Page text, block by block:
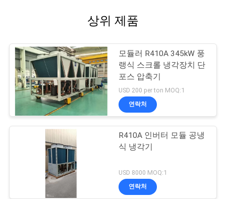
상위 제품
모듈러 R410A 345kW 풍
랭식 스크롤 냉각장치 단
포스 압축기
USD 200 per ton MOQ:1
연락처
R410A 인버터 모듈 공냉
식 냉각기
USD 8000 MOQ:1
연락처